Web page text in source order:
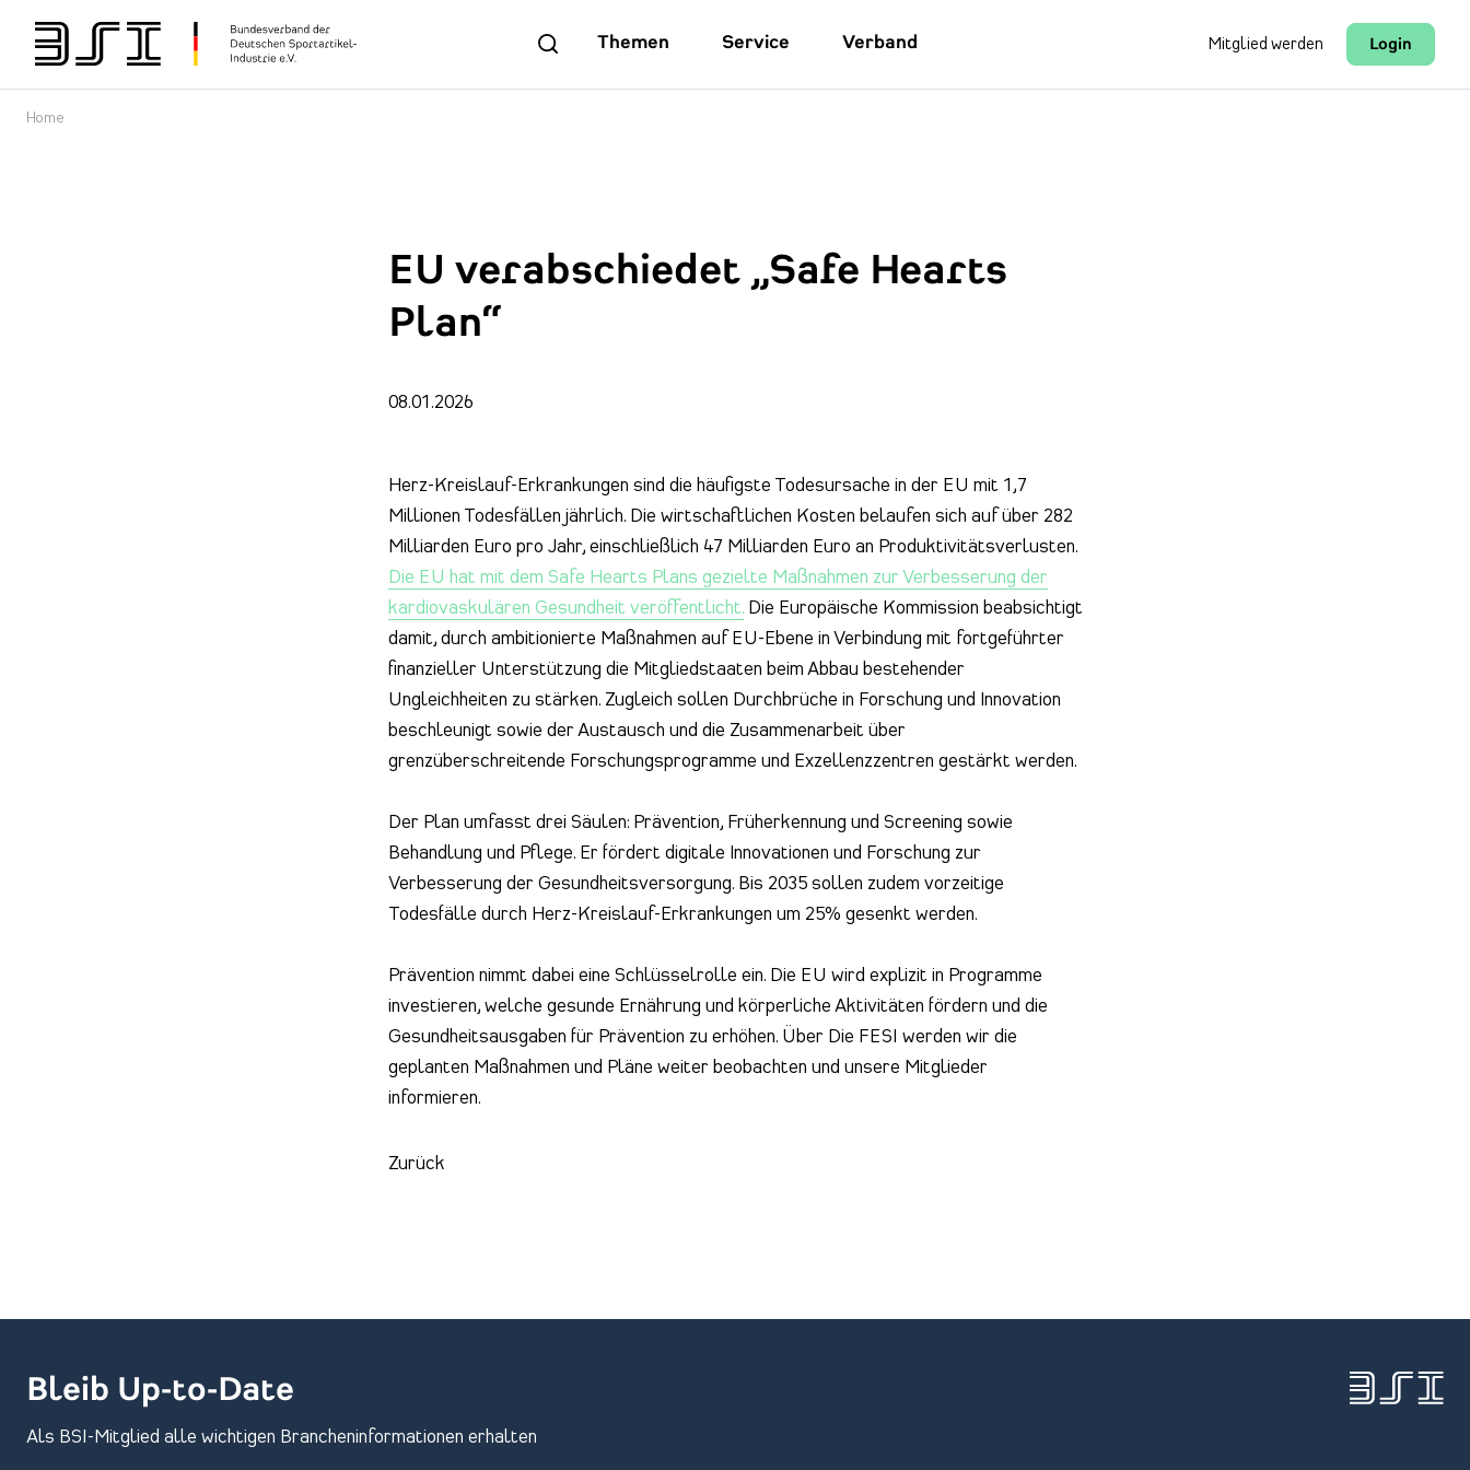
Themen Service Verband Mitglied werden Login
Home
EU verabschiedet „Safe Hearts
Plan“
08.01.2026
Herz-Kreislauf-Erkrankungen sind die häufigste Todesursache in der EU mit 1,7
Millionen Todesfällen jährlich. Die wirtschaftlichen Kosten belaufen sich auf über 282
Milliarden Euro pro Jahr, einschließlich 47 Milliarden Euro an Produktivitätsverlusten.
Die EU hat mit dem Safe Hearts Plans gezielte Maßnahmen zur Verbesserung der
kardiovaskulären Gesundheit veröffentlicht.Die Europäische Kommission beabsichtigt
damit, durch ambitionierte Maßnahmen auf EU-Ebene in Verbindung mit fortgeführter
finanzieller Unterstützung die Mitgliedstaaten beim Abbau bestehender
Ungleichheiten zu stärken. Zugleich sollen Durchbrüche in Forschung und Innovation
beschleunigt sowie der Austausch und die Zusammenarbeit über
grenzüberschreitende Forschungsprogramme und Exzellenzzentren gestärkt werden.
Der Plan umfasst drei Säulen: Prävention, Früherkennung und Screening sowie
Behandlung und Pflege. Er fördert digitale Innovationen und Forschung zur
Verbesserung der Gesundheitsversorgung. Bis 2035 sollen zudem vorzeitige
Todesfälle durch Herz-Kreislauf-Erkrankungen um 25% gesenkt werden.
Prävention nimmt dabei eine Schlüsselrolle ein. Die EU wird explizit in Programme
investieren, welche gesunde Ernährung und körperliche Aktivitäten fördern und die
Gesundheitsausgaben für Prävention zu erhöhen. Über Die FESI werden wir die
geplanten Maßnahmen und Pläne weiter beobachten und unsere Mitglieder
informieren.
Zurück
Bleib Up-to-Date
Als BSI-Mitglied alle wichtigen Brancheninformationen erhalten